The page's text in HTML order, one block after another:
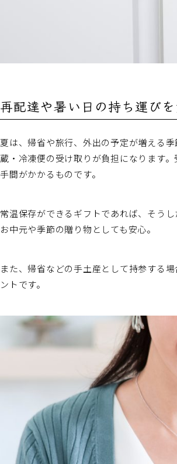
再配達や暑い日の持ち運び
夏は、帰省や旅行、外出の予定が増える
蔵・冷凍便の受け取りが負担になります
手間がかかるものです。
常温保存ができるギフトであれば、そう
お中元や季節の贈り物としても安心。
また、帰省などの手土産として持参する
ントです。